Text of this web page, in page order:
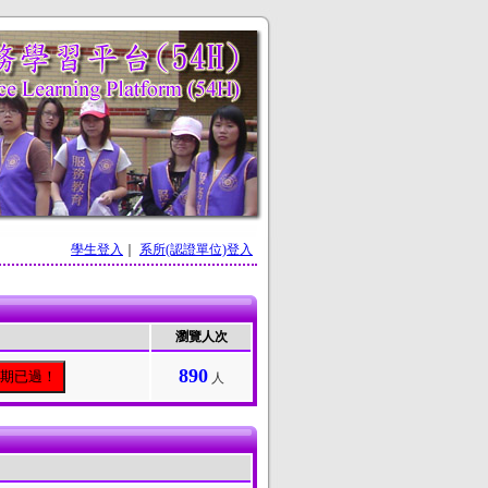
學生登入 系所(認證單位)登入
瀏覽人次
已過！ 890人